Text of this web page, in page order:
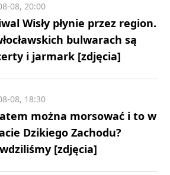
Wisły płynie przez region.
bulwarach są
i jarmark [zdjęcia]
08, 20:00
można morsować i to w
Dzikiego Zachodu?
[zdjęcia]
08, 18:30